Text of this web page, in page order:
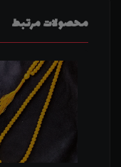
محصولات مرتبط